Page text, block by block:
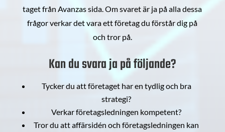
taget från Avanzas sida. Om svaret är ja på alla dessa
frågor verkar det vara ett företag du förstår dig på
och tror på.
Kan du svara ja på följande?
Tycker du att företaget har en tydlig och bra
strategi?
Verkar företagsledningen kompetent?
Tror du att affärsidén och företagsledningen kan